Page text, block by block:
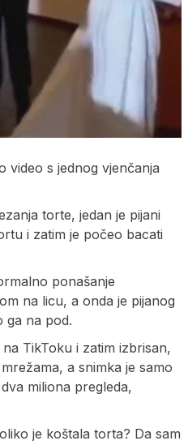
video s jednog vjenčanja
torte, jedan je pijani
i zatim je počeo bacati
ponašanje
na licu, a onda je pijanog
ga na pod.
TikToku i zatim izbrisan,
a snimka je samo
miliona pregleda,
je koštala torta? Da sam